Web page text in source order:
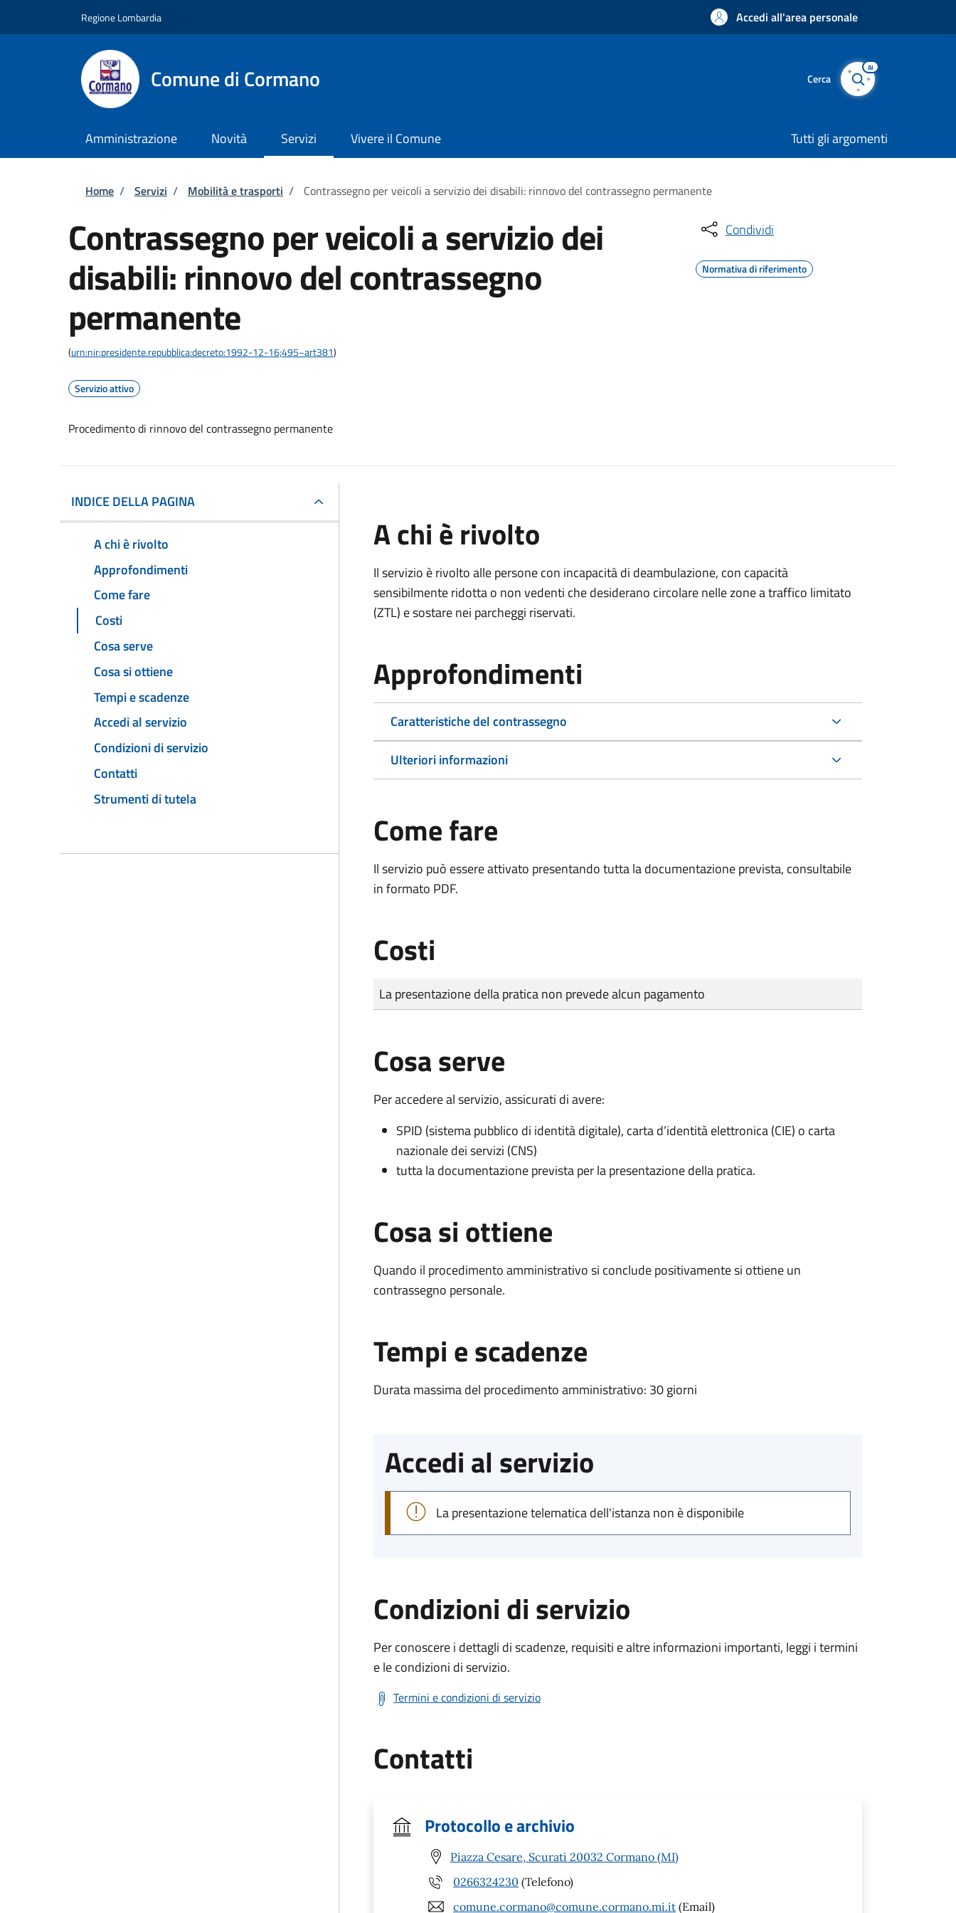
Regione Lombardia Accedi all'area personale
Comune di Cormano Cerca
AI
Amministrazione Novità Servizi Vivere il Comune Tutti gli argomenti
Briciole di pane
Home / Servizi / Mobilità e trasporti / Contrassegno per veicoli a servizio dei disabili: rinnovo del contrassegno permanente
Contrassegno per veicoli a servizio dei
disabili: rinnovo del contrassegno
permanente
(urn:nir:presidente.repubblica:decreto:1992-12-16;495~art381)
Servizio attivo
Procedimento di rinnovo del contrassegno permanente
Condividi
Normativa di riferimento
INDICE DELLA PAGINA
A chi è rivolto
Approfondimenti
Come fare
Costi
Cosa serve
Cosa si ottiene
Tempi e scadenze
Accedi al servizio
Condizioni di servizio
Contatti
Strumenti di tutela
A chi è rivolto
Il servizio è rivolto alle persone con incapacità di deambulazione, con capacità
sensibilmente ridotta o non vedenti che desiderano circolare nelle zone a traffico limitato
(ZTL) e sostare nei parcheggi riservati.
Approfondimenti
Caratteristiche del contrassegno
Ulteriori informazioni
Come fare
Il servizio può essere attivato presentando tutta la documentazione prevista, consultabile
in formato PDF.
Costi
Tipo di pagamento
Importo
La presentazione della pratica non prevede alcun pagamento
Cosa serve
Per accedere al servizio, assicurati di avere:
SPID (sistema pubblico di identità digitale), carta d’identità elettronica (CIE) o carta
nazionale dei servizi (CNS)
tutta la documentazione prevista per la presentazione della pratica.
Cosa si ottiene
Quando il procedimento amministrativo si conclude positivamente si ottiene un
contrassegno personale.
Tempi e scadenze
Durata massima del procedimento amministrativo: 30 giorni
Accedi al servizio
La presentazione telematica dell'istanza non è disponibile
Condizioni di servizio
Per conoscere i dettagli di scadenze, requisiti e altre informazioni importanti, leggi i termini
e le condizioni di servizio.
Termini e condizioni di servizio
Contatti
Protocollo e archivio
Piazza Cesare, Scurati 20032 Cormano (MI)
0266324230 (Telefono)
comune.cormano@comune.cormano.mi.it (Email)